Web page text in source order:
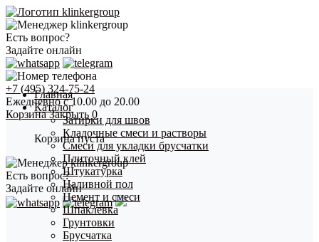
Есть вопрос?
Задайте онлайн
+7 (495) 324-75-24
Ежедневно с 10.00 до 20.00
Корзина Закрыть 0
Корзина пуста
Есть вопрос?
Задайте онлайн
Главная
Каталог
Затирки для швов
Кладочные смеси и растворы
Смеси для укладки брусчатки
Плиточный клей
Штукатурка
Наливной пол
Цемент и смеси
Шпаклевка
Грунтовки
Брусчатка